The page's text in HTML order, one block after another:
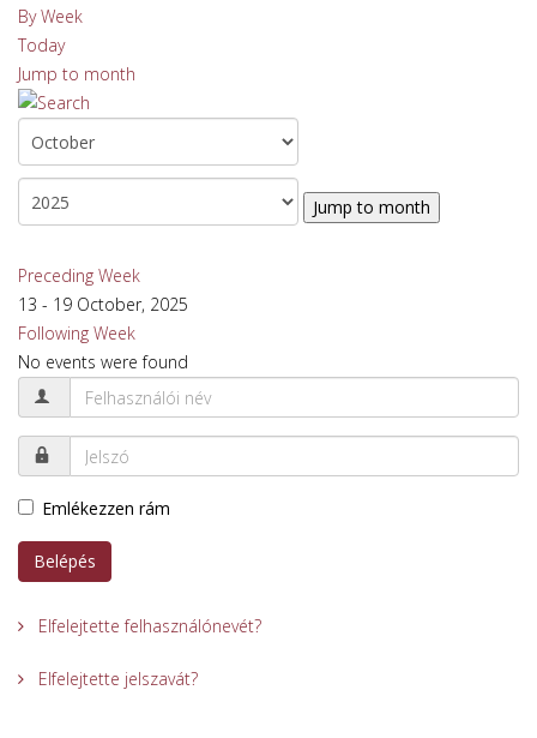
By Week
Today
Jump to month
Jump to month
Preceding Week
13 - 19 October, 2025
Following Week
No events were found
Emlékezzen rám
Belépés
Elfelejtette felhasználónevét?
Elfelejtette jelszavát?